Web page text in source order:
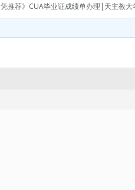
凭推荐》CUA毕业证成绩单办理|天主教